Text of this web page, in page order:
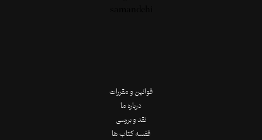
قوانین و مقررات
درباره ما
نقد و بررسی
قفسه کتاب ها